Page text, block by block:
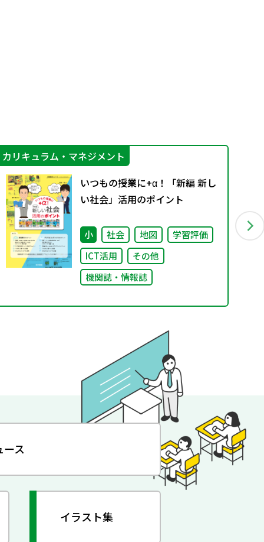
カリキュラム・マネジメント
いつもの授業に+α！「新編 新し
い社会」活用のポイント
小 社会 地図
学習評価
ICT活用
その他
機関誌・情報誌
ース
イラスト集